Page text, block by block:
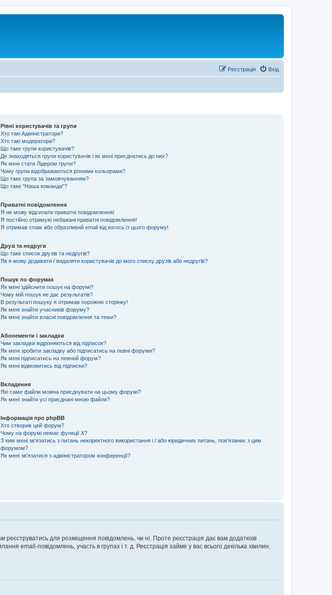
Вхід
Реєстрація
Рівні користувачів та групи
Хто такі Адміністратори?
Хто такі модератори?
Що таке групи користувачів?
Де знаходяться групи користувачів і як мені приєднатись до них?
Як мені стати Лідером групи?
Чому групи відображаються різними кольорами?
Що таке група за замовчуванням?
Що таке "Наша команда"?
Приватні повідомлення
Я не можу відсилати приватні повідомлення!
Я постійно отримую небажані приватні повідомлення!
Я отримав спам або образливий email від когось із цього форуму!
Друзі та недруги
Що таке список друзів та недругів?
Як я можу додавати / видаляти користувачів до мого списку друзів або недругів?
Пошук по форумах
Як мені здійснити пошук на форумі?
Чому мій пошук не дає результатів?
В результаті пошуку я отримав порожню сторінку!
Як мені знайти учасників форуму?
Як мені знайти власні повідомлення та теми?
Абонементи і закладки
Чим закладки відрізняються від підписок?
Як мені зробити закладку або підписатись на певні форуми?
Як мені підписатись на певний форум?
Як мені відмовитись від підписки?
Вкладення
Які саме файли можна приєднувати на цьому форумі?
Як мені знайти усі приєднані мною файли?
Інформація про phpBB
Хто створив цей форум?
Чому на форумі немає функції X?
З ким мені зв'язатись з питань некоректного використання і / або юридичних питань, пов'язаних з цим
форумом?
Як мені зв'язатися з адміністратором конференції?
для розміщення повідомлень, чи ні. Проте реєстрація дає вам додаткові
email-повідомлень, участь в групах і т. д. Реєстрація займе у вас всього декілька хвилин,